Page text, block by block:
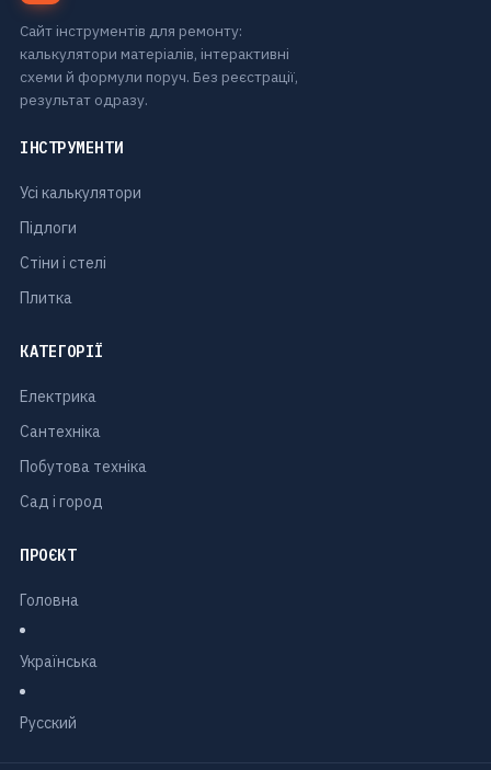
Сайт інструментів для ремонту:
калькулятори матеріалів, інтерактивні
схеми й формули поруч. Без реєстрації,
результат одразу.
ІНСТРУМЕНТИ
Усі калькулятори
Підлоги
Стіни і стелі
Плитка
КАТЕГОРІЇ
Електрика
Сантехніка
Побутова техніка
Сад і город
ПРОЄКТ
Головна
Українська
Русский